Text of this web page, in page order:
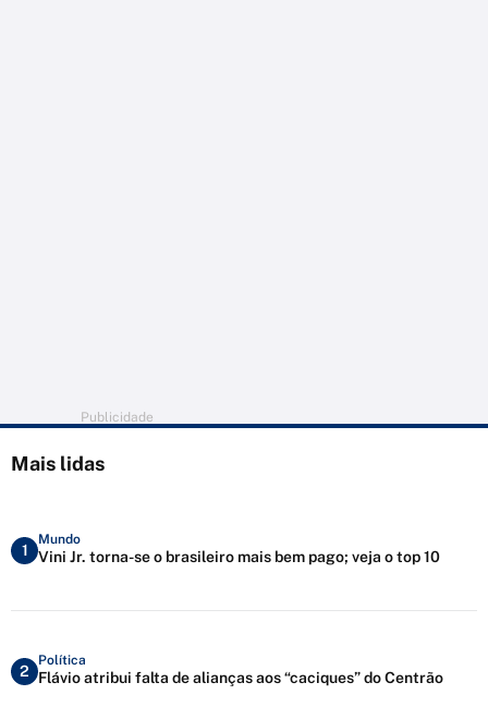
Publicidade
Mais lidas
1
Mundo
Vini Jr. torna-se o brasileiro mais bem pago; veja o top 10
2
Política
Flávio atribui falta de alianças aos “caciques” do Centrão